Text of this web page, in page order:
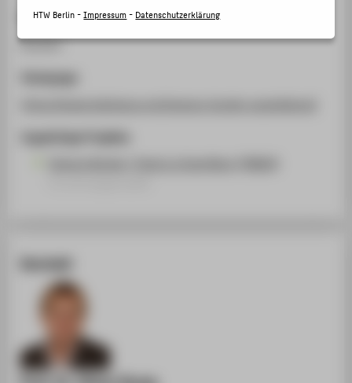
Rolle bei der Organisation
Kurator
Homepage
Kontakt
INFORMATIONEN FÜR
STUDIENINTERESSIERTE
PRESSE
HTW Berlin -Impressum- Datenschutzerklärung